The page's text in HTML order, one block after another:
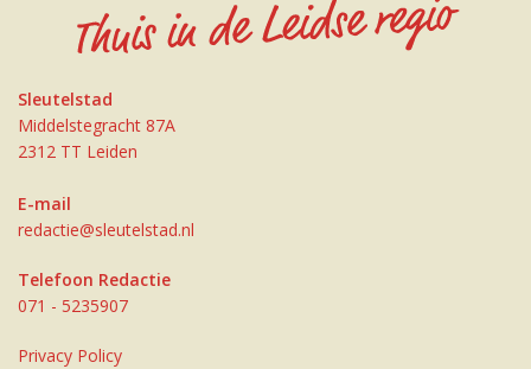
Sleutelstad
Middelstegracht 87A
2312 TT Leiden
E-mail
redactie@sleutelstad.nl
Telefoon Redactie
071 - 5235907
Privacy Policy